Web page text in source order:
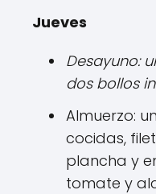
Jueves
Desayuno:
dos bollos
Almuerzo:
cocidas,
plancha y
tomate y